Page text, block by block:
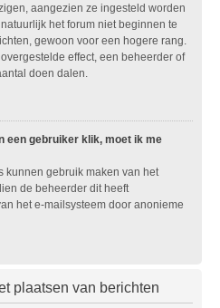
aangezien ze ingesteld worden
het forum niet beginnen te
gewoon voor een hogere rang.
effect, een beheerder of
doen dalen.
een gebruiker klik, moet ik me
kunnen gebruik maken van het
de beheerder dit heeft
het e-mailsysteem door anonieme
plaatsen van berichten